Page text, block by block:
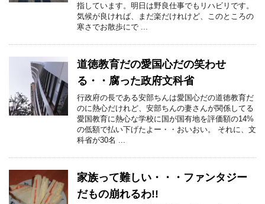
指しています。明日は野良仕事でもリハビリです。
気候が良ければ、まだ楽だけれけど、このところの
寒さでお散歩にで ...
道徳教育だの愛国心だの笑わせ
る・・腐った政府文科省
行政府の長である安部ちんは愛国心だの道徳教育だ
のに熱心だけれど、安部ちんの妻さんが関係してる
愛国教育に熱心な学校に国が国有地を評価額の14%
の低額で払い下げたよー・・おいおい。 それに、文
科省が30名 ...
家族って難しい・・・ファンタジー
だもの崩れるわ!!